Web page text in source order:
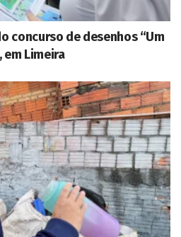
concurso de desenhos “Um
em Limeira